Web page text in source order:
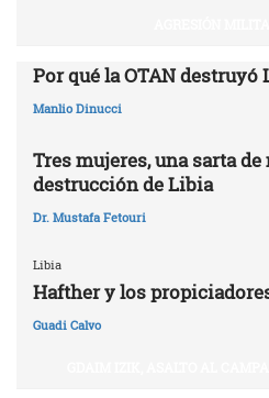
Por qué la OTAN destruyó
Manlio Dinucci
Tres mujeres, una sarta
destrucción de Libia
Dr. Mustafa Fetouri
Libia
Hafther y los
Guadi Calvo